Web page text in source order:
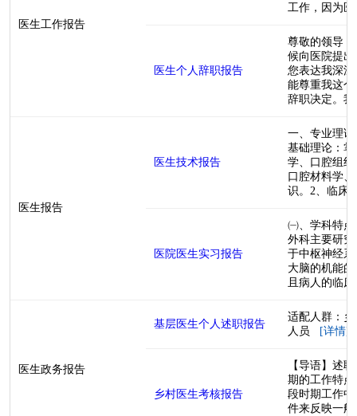
医生工作报告
工作，因为
医生个人辞职报告
尊敬的领导
候向医院提
您表达我深
能尊重我这
辞职决定。
医生报告
医生技术报告
一、专业理
基础理论：
学、口腔组
口腔材料学
识。2、临床
医院医生实习报告
㈠、学科特
外科主要研
于中枢神经
大脑的机能
且病人的临
医生政务报告
基层医生个人述职报告
适配人群：
人员
[详情]
乡村医生考核报告
【导语】述
期的工作特
段时期工作
件来反映一